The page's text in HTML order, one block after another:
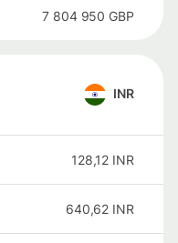
7 804 950 GBP
INR
128,12 INR
640,62 INR